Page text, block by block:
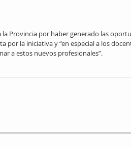
la Provincia por haber generado las
por la iniciativa y “en especial a los
a estos nuevos profesionales”.